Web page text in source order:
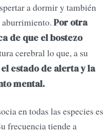
a dormir y también
Por otra
de que el bostezo
cerebral lo que, a su
estado de alerta y la
mental.
en todas las especies es
frecuencia tiende a